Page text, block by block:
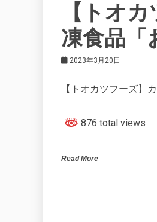
【トオ
凍食品「
2023年3月20日
【トオカツフーズ】
876 total views
Read More